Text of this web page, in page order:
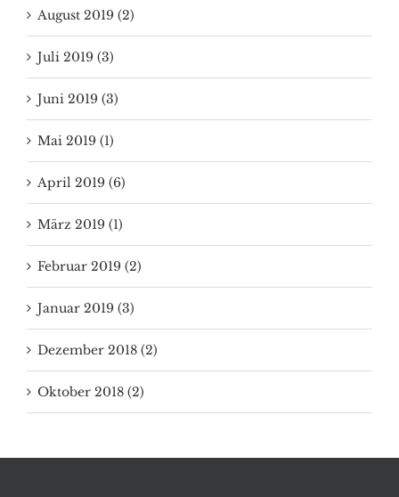
August 2019 (2)
Juli 2019 (3)
Juni 2019 (3)
Mai 2019 (1)
April 2019 (6)
März 2019 (1)
Februar 2019 (2)
Januar 2019 (3)
Dezember 2018 (2)
Oktober 2018 (2)